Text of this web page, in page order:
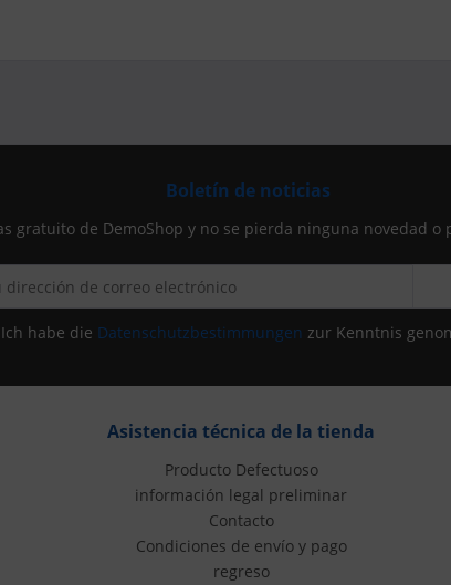
Asistencia técnica de la tienda
Producto Defectuoso
información legal preliminar
Contacto
Condiciones de envío y pago
regreso
Boletín de noticias
gratuito de DemoShop y no se pierda ninguna novedad o
Ich habe die Datenschutzbestimmungen zur Kenntnis